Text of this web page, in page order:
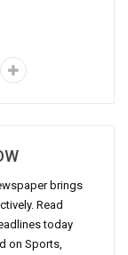
brings
Read
today
on Sports,